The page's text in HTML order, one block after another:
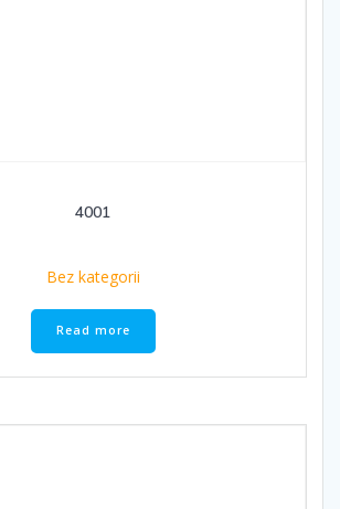
4001
Bez kategorii
Read more